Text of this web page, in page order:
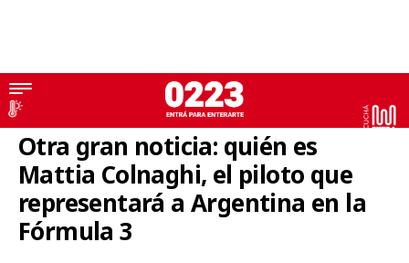
Fórmula 3
Otra gran noticia: quién es
Mattia Colnaghi, el piloto que
representará a Argentina en la
Fórmula 3